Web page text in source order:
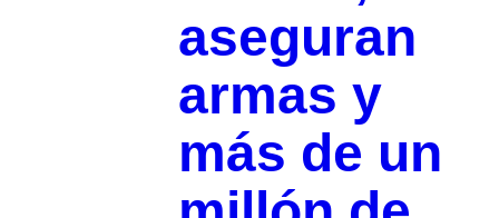
aseguran
armas y
más de un